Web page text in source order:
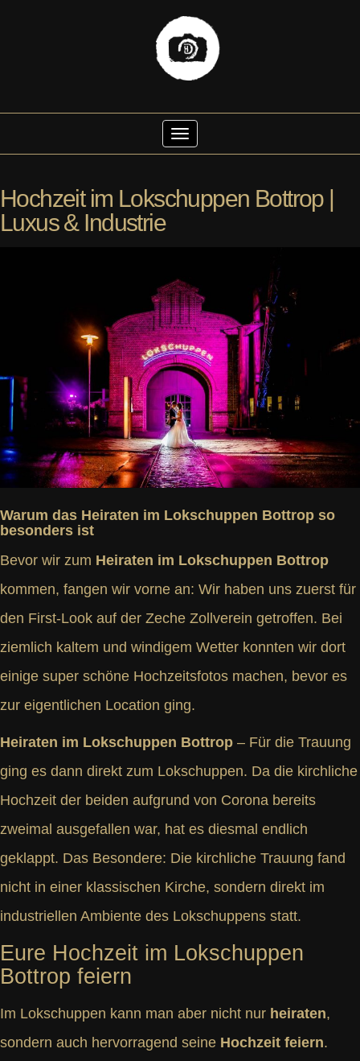
content
Toggle Navigation
Hochzeit im Lokschuppen Bottrop |
Luxus & Industrie
Warum das Heiraten im Lokschuppen Bottrop so
besonders ist
Bevor wir zum Heiraten im Lokschuppen Bottrop
kommen, fangen wir vorne an: Wir haben uns zuerst für
den First-Look auf der Zeche Zollverein getroffen. Bei
ziemlich kaltem und windigem Wetter konnten wir dort
einige super schöne Hochzeitsfotos machen, bevor es
zur eigentlichen Location ging.
Heiraten im Lokschuppen Bottrop – Für die Trauung
ging es dann direkt zum Lokschuppen. Da die kirchliche
Hochzeit der beiden aufgrund von Corona bereits
zweimal ausgefallen war, hat es diesmal endlich
geklappt. Das Besondere: Die kirchliche Trauung fand
nicht in einer klassischen Kirche, sondern direkt im
industriellen Ambiente des Lokschuppens statt.
Eure Hochzeit im Lokschuppen
Bottrop feiern
Im Lokschuppen kann man aber nicht nur heiraten,
sondern auch hervorragend seine Hochzeit feiern.